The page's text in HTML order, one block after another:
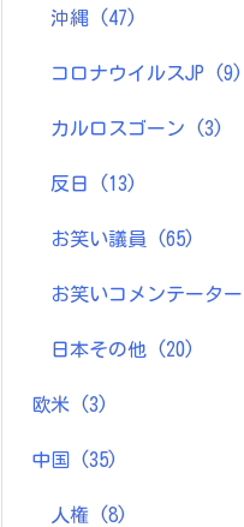
沖縄 (47)
コロナウイルスJP (9)
カルロスゴーン (3)
反日 (13)
お笑い議員 (65)
お笑いコメンテーター
日本その他 (20)
欧米 (3)
中国 (35)
人権 (8)